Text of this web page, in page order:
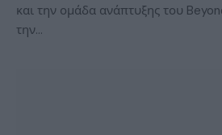
και την ομάδα ανάπτυξης του
την…